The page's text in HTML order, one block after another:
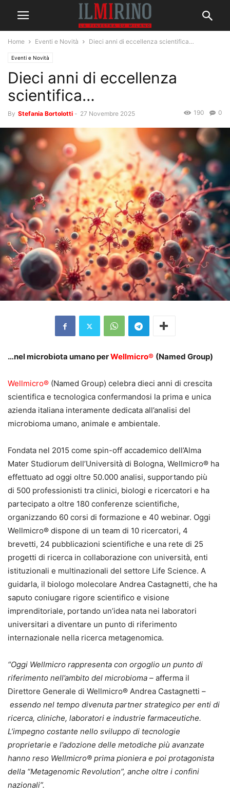
Home Eventi e Novità Dieci anni di eccellenza scientifica…
Eventi e Novità
Dieci anni di eccellenza
scientifica…
By Stefania Bortolotti - 27 Novembre 2025 0
190
…nel microbiota umano perWellmicro® (Named Group)
Wellmicro® (Named Group) celebra dieci anni di crescita
scientifica e tecnologica confermandosi la prima e unica
azienda italiana interamente dedicata all’analisi del
microbioma umano, animale e ambientale.
Fondata nel 2015 come spin-off accademico dell’Alma
Mater Studiorum dell’Università di Bologna, Wellmicro® ha
effettuato ad oggi oltre 50.000 analisi, supportando più
di 500 professionisti tra clinici, biologi e ricercatori e ha
partecipato a oltre 180 conferenze scientifiche,
organizzando 60 corsi di formazione e 40 webinar. Oggi
Wellmicro® dispone di un team di 10 ricercatori, 4
brevetti, 24 pubblicazioni scientifiche e una rete di 25
progetti di ricerca in collaborazione con università, enti
istituzionali e multinazionali del settore Life Science. A
guidarla, il biologo molecolare Andrea Castagnetti, che ha
saputo coniugare rigore scientifico e visione
imprenditoriale, portando un’idea nata nei laboratori
universitari a diventare un punto di riferimento
internazionale nella ricerca metagenomica.
“Oggi Wellmicro rappresenta con orgoglio un punto di
riferimento nell’ambito del microbioma – afferma il
Direttore Generale di Wellmicro® Andrea Castagnetti –
essendo nel tempo divenuta partner strategico per enti di
ricerca, cliniche, laboratori e industrie farmaceutiche.
L’impegno costante nello sviluppo di tecnologie
proprietarie e l’adozione delle metodiche più avanzate
hanno reso Wellmicro® prima pioniera e poi protagonista
della “Metagenomic Revolution”, anche oltre i confini
nazionali”.